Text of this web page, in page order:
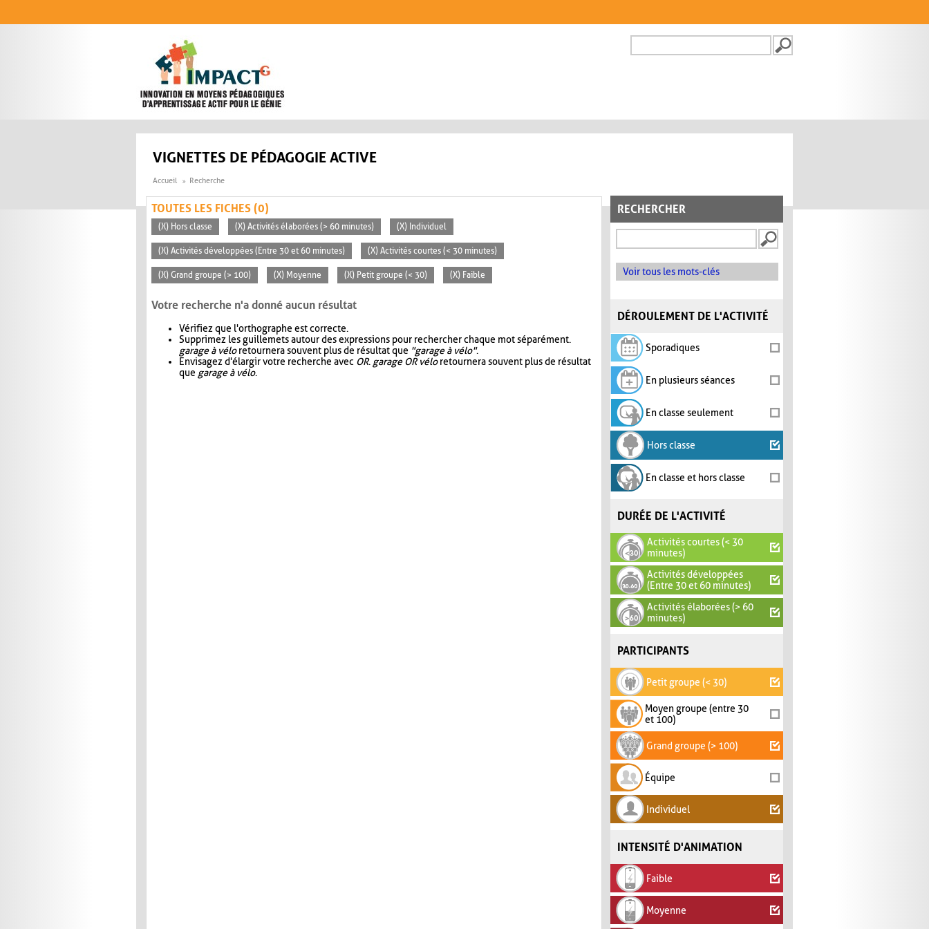
FORMULAIRE DE
VIGNETTES DE PÉDAGOGIE ACTIVE
Accueil Recherche
RECHERCHER
Voir tous les mots-clés
DÉROULEMENT DE L'ACTIVITÉ
Sporadiques
En plusieurs séances
En classe seulement
Hors classe
En classe et hors classe
DURÉE DE L'ACTIVITÉ
Activités courtes (< 30
minutes)
Activités développées
(Entre 30 et 60 minutes)
Activités élaborées (> 60
minutes)
PARTICIPANTS
Petit groupe (< 30)
Moyen groupe (entre 30
et 100)
Grand groupe (> 100)
Équipe
Individuel
INTENSITÉ D'ANIMATION
Faible
Moyenne
TOUTES LES FICHES (0)
(X) Hors classe (X) Activités élaborées (> 60 minutes) (X) Individuel
(X) Activités développées (Entre 30 et 60 minutes) (X) Activités courtes (< 30 minutes)
(X) Grand groupe (> 100) (X) Moyenne (X) Petit groupe (< 30) (X) Faible
Votre recherche n'a donné aucun résultat
Vérifiez que l'orthographe est correcte.
Supprimez les guillemets autour des expressions pour rechercher chaque mot séparément.
garage à véloretournera souvent plus de résultat que "garage à vélo".
Envisagez d'élargir votre recherche avec OR. garage OR véloretournera souvent plus de résultat
que garage à vélo.